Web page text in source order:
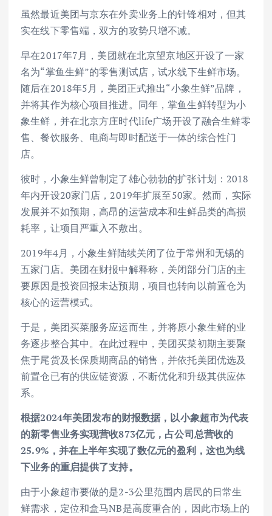
虽然最近美团与京东在外卖业务上的针锋相对，但其
实在线下零售端，双方的攻势只增不减。
早在2017年7月，美团就在北京望京地区开设了一家
名为“掌鱼生鲜”的零售测试店，试水线下生鲜市场。
随后在2018年5月，美团正式推出“小象生鲜”品牌，
并将其作为核心项目推进。同年，掌鱼生鲜转型为小
象生鲜，并在北京方庄时代life广场开设了融合生鲜零
售、餐饮服务、电商与即时配送于一体的综合性门
店。
彼时，小象生鲜曾制定了雄心勃勃的扩张计划：2018
年内开设20家门店，2019年扩展至50家。然而，实际
发展并不如预期，高昂的运营成本和生鲜品类的高损
耗率，让项目严重入不敷出。
2019年4月，小象生鲜陆续关闭了位于常州和无锡的
五家门店。美团在财报中解释称，关闭部分门店的主
要原因是投资回报未达预期，项目也转向以前置仓为
核心的运营模式。
于是，美团买菜服务应运而生，并将原小象生鲜的业
务逐步整合其中。在此过程中，美团买菜初期主要聚
焦于尾货及长保质期商品的销售，并依托美团优选及
前置仓已有的供应链资源，不断优化和升级其供应体
系。
根据2024年美团发布的财报数据，以小象超市为代表
的新零售业务实现营收873亿元，占公司总营收的
25.9%，并在上半年实现了数亿元的盈利，这也为线
下业务的重启提供了支持。
由于小象超市要做的是2-3公里范围内居民的日常生
鲜需求，定位和盒马NB是高度重合的，因此市场上的